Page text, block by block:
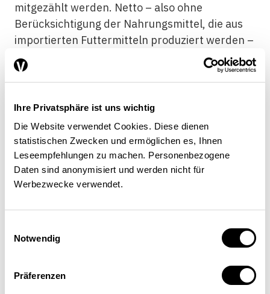
Ihre Privatsphäre ist uns wichtig
Die Website verwendet Cookies. Diese dienen
statistischen Zwecken und ermöglichen es, Ihnen
Leseempfehlungen zu machen. Personenbezogene
Daten sind anonymisiert und werden nicht für
Werbezwecke verwendet.
Notwendig
Präferenzen
mitgezählt werden. Netto – also ohne
Berücksichtigung der Nahrungsmittel, die aus
importierten Futtermitteln produziert werden –
liegt der Versorgungsgrad bei 55%. Die
Ernährung der Schweizer Bevölkerung – und
also auch von den Importen ab.Der Bericht des
Bundesrates zum Postulat Stadler sieht zwei
prioritäre Handlungsfelder vor, um die
Ernährungssicherheit der Schweizer
Bevölkerung in einer Welt mit zunehmend
knapper werdenden Rohstoffen und
internationaler Ebene. Ansatzpunkte sind z.B.
faire Handelsregeln oder die Förderung von
Transparenz für die Konsumentinnen und